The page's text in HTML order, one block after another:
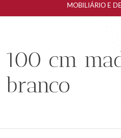
MOBILIÁRIO E
cm
branco